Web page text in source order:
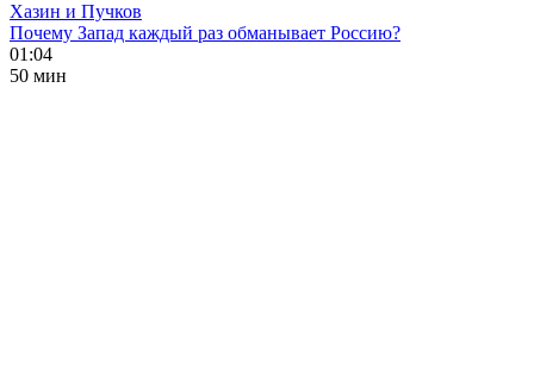
Хазин и Пучков
Почему Запад каждый раз обманывает Россию?
01:04
50 мин